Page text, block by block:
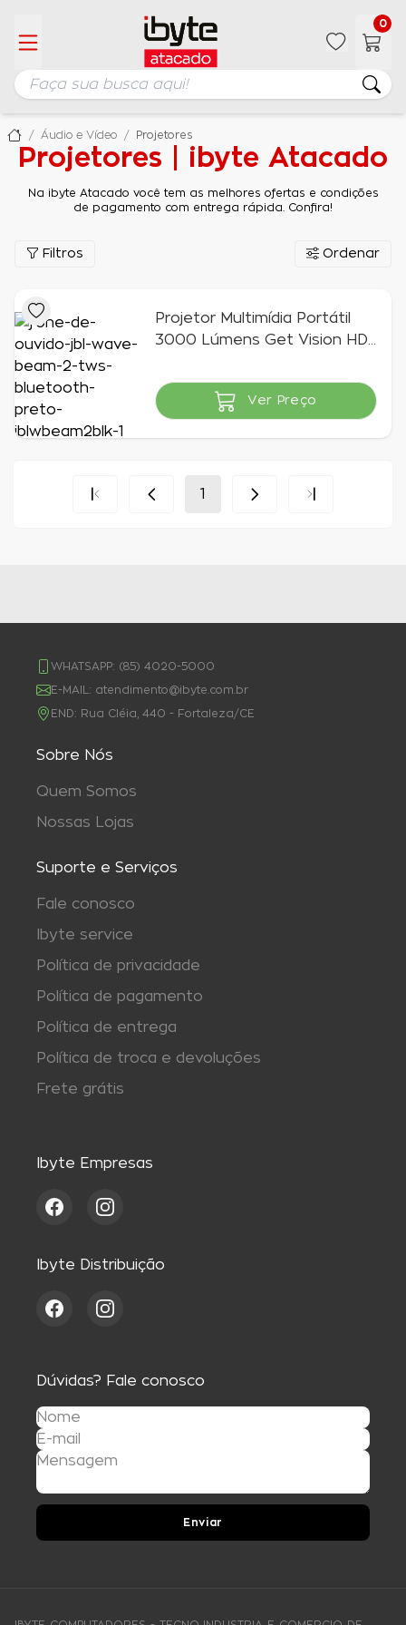
0
Áudio e Vídeo Projetores
Projetores | ibyte Atacado
Na ibyte Atacado você tem as melhores ofertas e condições
de pagamento com entrega rápida. Confira!
Filtros Ordenar
Projetor Multimídia Portátil
3000 Lúmens Get Vision HD
Indisponível
Ver Preço
1
WHATSAPP: (85) 4020-5000
E-MAIL: atendimento@ibyte.com.br
END: Rua Cléia, 440 - Fortaleza/CE
Sobre Nós
Quem Somos
Nossas Lojas
Suporte e Serviços
Fale conosco
Ibyte service
Política de privacidade
Política de pagamento
Política de entrega
Política de troca e devoluções
Frete grátis
Ibyte Empresas
Ibyte Distribuição
Dúvidas? Fale conosco
Enviar